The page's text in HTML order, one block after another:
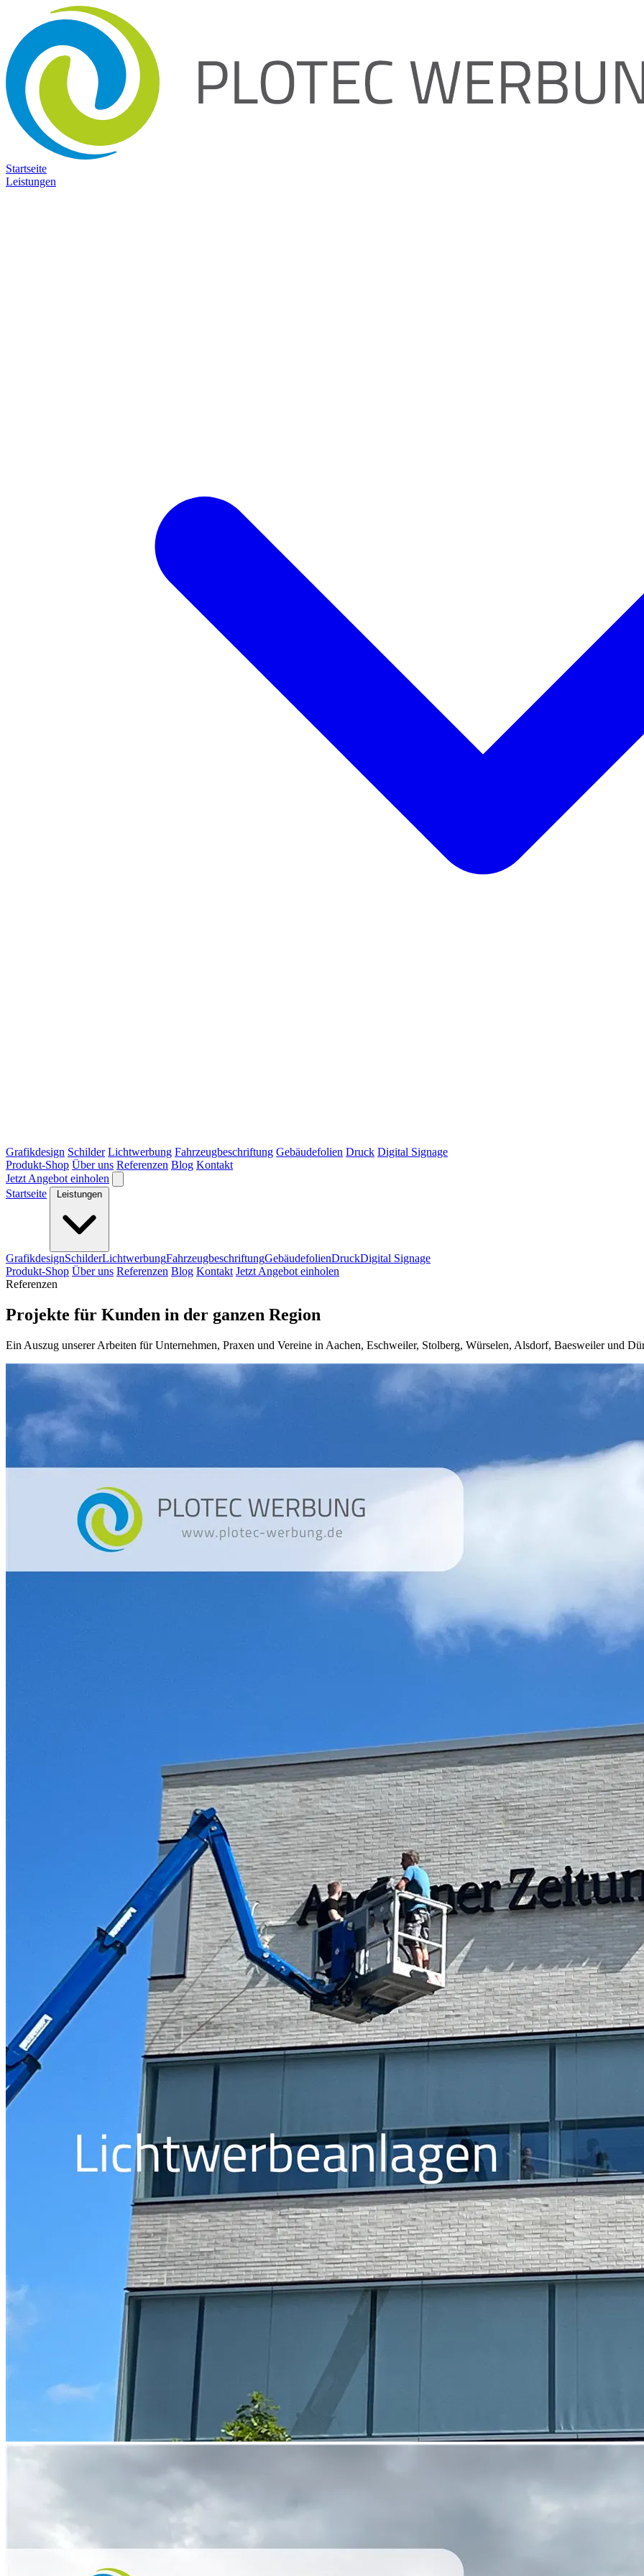
Startseite
Leistungen
Grafikdesign Schilder Lichtwerbung Fahrzeugbeschriftung Gebäudefolien Druck Digital Signage
Produkt-Shop Über uns Referenzen Blog Kontakt
Jetzt Angebot einholen
Startseite
GrafikdesignSchilderLichtwerbungFahrzeugbeschriftungGebäudefolienDruckDigital Signage
Produkt-Shop Über uns Referenzen Blog Kontakt Jetzt Angebot einholen
Referenzen
Projekte für Kunden in der ganzen Region
Ein Auszug unserer Arbeiten für Unternehmen, Praxen und Vereine in Aachen, Eschweiler, Stolberg, Würselen, Alsdorf, Baesweiler und